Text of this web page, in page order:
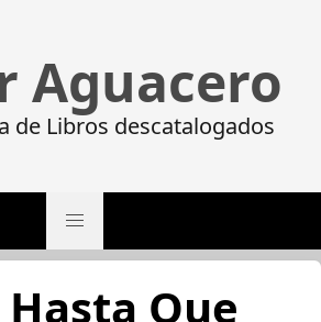
Aguacero
de Libros descatalogados
Que